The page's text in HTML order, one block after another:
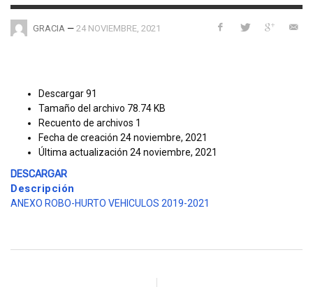
GRACIA — 24 NOVIEMBRE, 2021
Descargar91
Tamaño del archivo 78.74 KB
Recuento de archivos 1
Fecha de creación 24 noviembre, 2021
Última actualización 24 noviembre, 2021
DESCARGAR
Descripción
ANEXO ROBO-HURTO VEHICULOS 2019-2021